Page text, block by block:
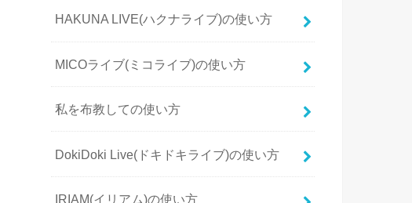
HAKUNA LIVE(ハクナライブ)の使い方
MICOライブ(ミコライブ)の使い方
私を布教しての使い方
DokiDoki Live(ドキドキライブ)の使い方
IRIAM(イリアム)の使い方